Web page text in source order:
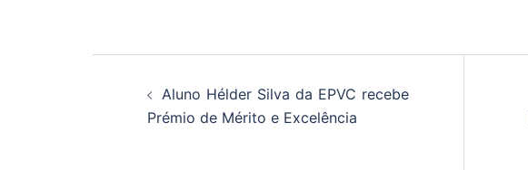
Aluno Hélder Silva da EPVC recebe
Prémio de Mérito e Excelência